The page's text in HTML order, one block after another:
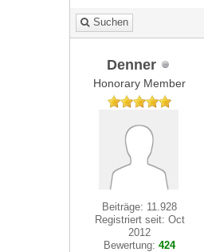
Suchen
Denner
Honorary Member
Beiträge: 11.928
Registriert seit: Oct
2012
Bewertung:424